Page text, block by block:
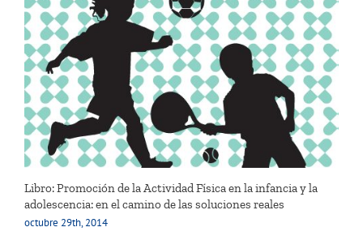
Libro: Promoción de la Actividad Física en la infancia y la
adolescencia: en el camino de las soluciones reales
octubre 29th, 2014